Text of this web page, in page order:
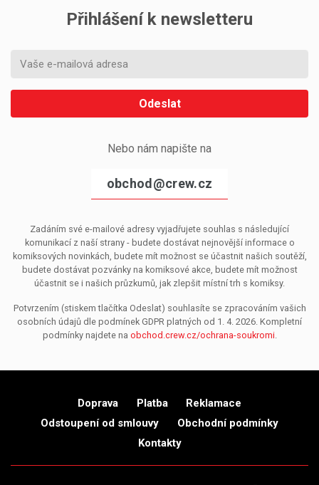
Přihlášení k newsletteru
Odeslat
Nebo nám napište na
obchod@crew.cz
Zadáním své e-mailové adresy vyjadřujete souhlas s následující
komunikací z naší strany - budete dostávat nejnovější informace o
komiksových novinkách, budete mít možnost se účastnit našich soutěží,
budete dostávat pozvánky na komiksové akce, budete mít možnost
účastnit se i našich průzkumů, jak zlepšit místní trh s komiksy.
Potvrzením (stiskem tlačítka Odeslat) souhlasíte se zpracováním vašich
osobních údajů dle podmínek GDPR platných od 1. 4. 2026. Kompletní
podmínky najdete na obchod.crew.cz/ochrana-soukromi.
Doprava Platba
Reklamace
Odstoupení od smlouvy
Obchodní podmínky
Kontakty